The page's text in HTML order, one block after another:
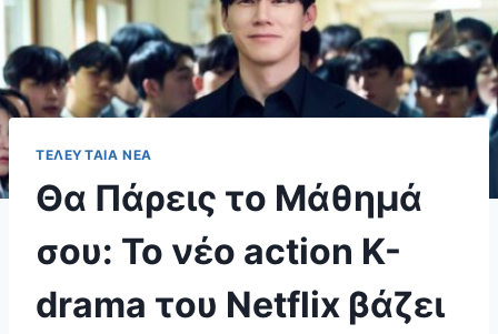
ΤΕΛΕΥΤΑΊΑ ΝΈΑ
Θα Πάρεις το Μάθημά
σου: Το νέο action K-
drama του Netflix βάζει